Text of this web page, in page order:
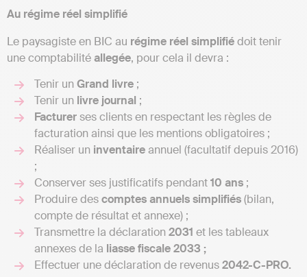
Au régime réel simplifié
Le paysagiste en BIC au régime réel simplifiédoit tenir
une comptabilitéallegée, pour cela il devra :
Tenir un Grand livre ;
Tenir un livre journal ;
Facturerses clients en respectant les règles de
facturation ainsi que les mentions obligatoires ;
Réaliser un inventaireannuel (facultatif depuis 2016)
;
Conserver ses justificatifs pendant10 ans ;
Produire descomptes annuels simplifiés(bilan,
compte de résultat et annexe) ;
Transmettre la déclaration 2031 et les tableaux
annexes de la liasse fiscale 2033 ;
Effectuer une déclaration de revenus2042-C-PRO.